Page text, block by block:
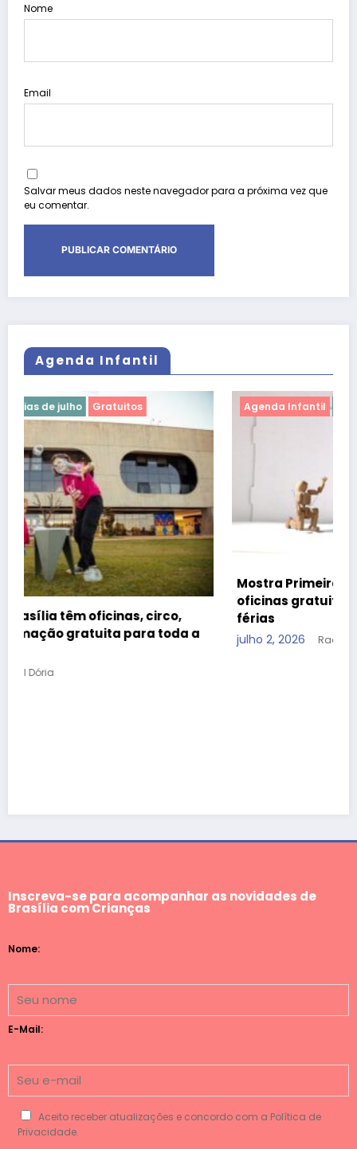
Nome
Email
Salvar meus dados neste navegador para a próxima vez que
eu comentar.
Agenda Infantil
Agenda Infantil Gratuitos
Mostra Primeira Infância leva teatro, cinema e
oficinas gratuitas ao CCBB Brasília durante as
férias
julho 2, 2026 Raquel Dória
Inscreva-se para acompanhar as novidades de
Brasília com Crianças
Nome:
E-Mail:
Aceito receber atualizações e concordo com a Política de
Privacidade.